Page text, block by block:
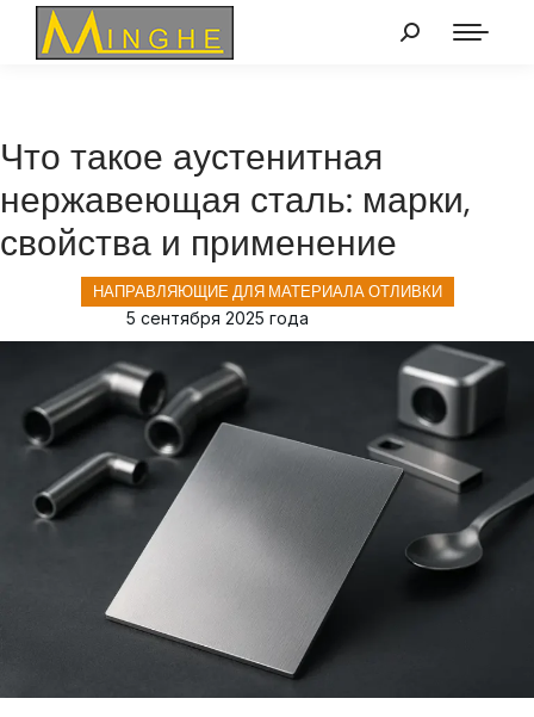
Что такое аустенитная
нержавеющая сталь: марки,
свойства и применение
5 сентября 2025 года
НАПРАВЛЯЮЩИЕ ДЛЯ МАТЕРИАЛА ОТЛИВКИ